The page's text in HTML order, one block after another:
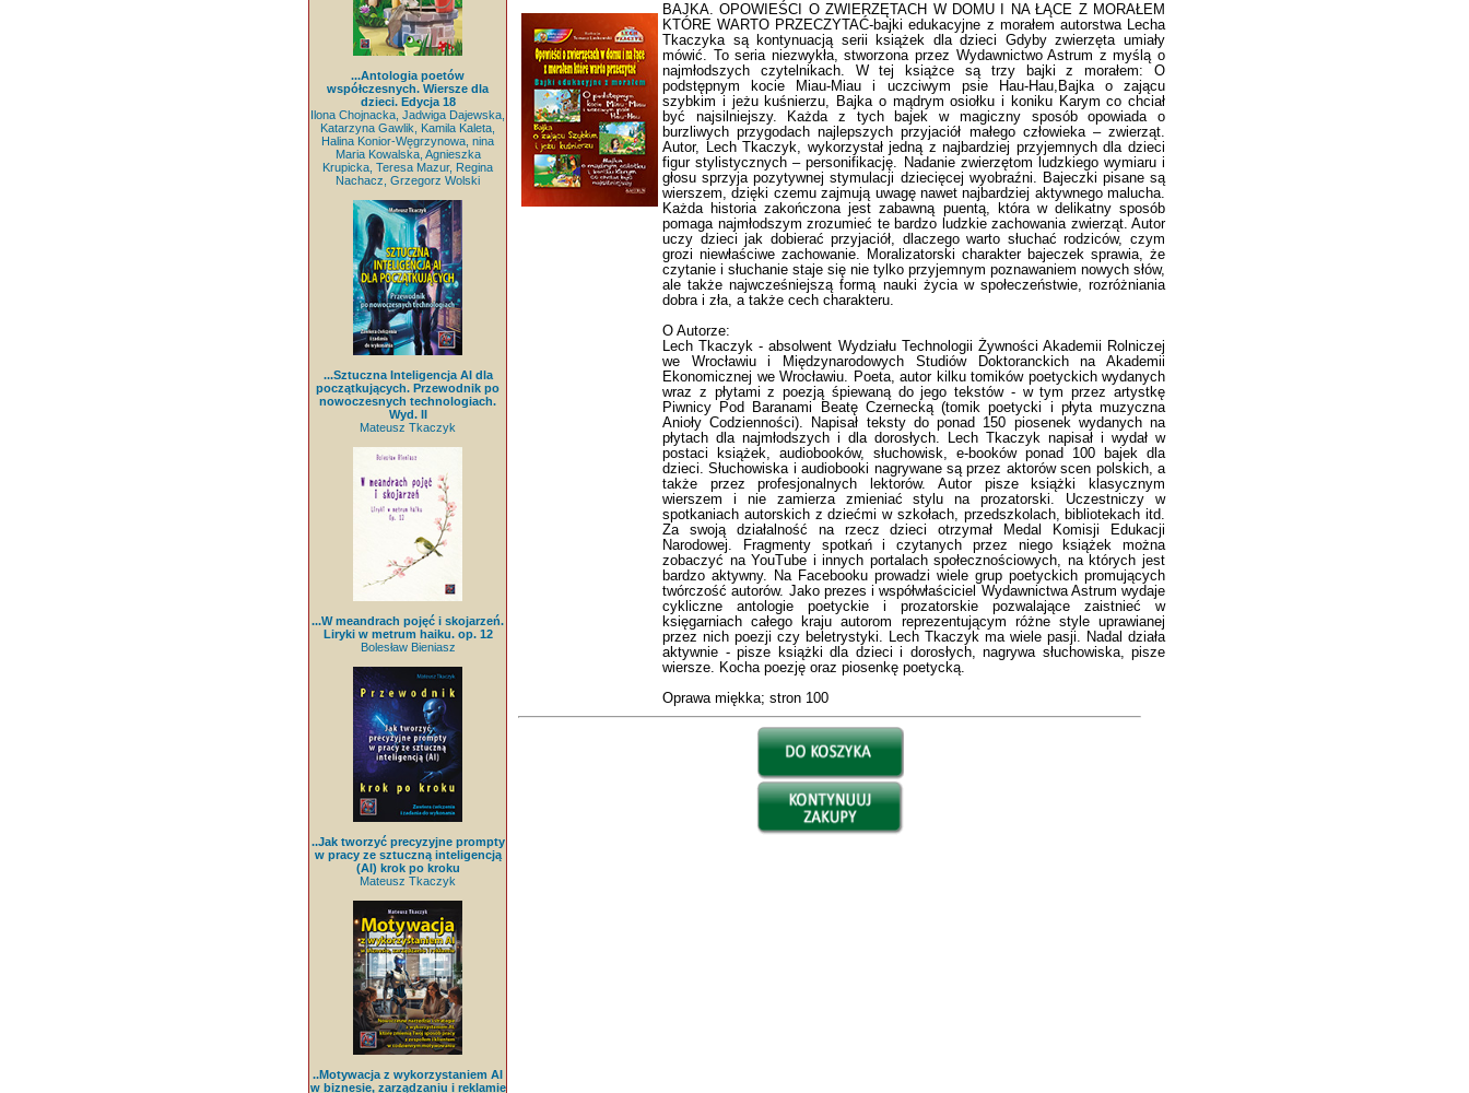
...Antologia poetów
współczesnych. Wiersze dla
dzieci. Edycja 18
Ilona Chojnacka, Jadwiga Dajewska,
Katarzyna Gawlik, Kamila Kaleta,
Halina Konior-Węgrzynowa, nina
Maria Kowalska, Agnieszka
Krupicka, Teresa Mazur, Regina
Nachacz, Grzegorz Wolski
...Sztuczna Inteligencja AI dla
początkujących. Przewodnik po
nowoczesnych technologiach.
Wyd. II
Mateusz Tkaczyk
...W meandrach pojęć i skojarzeń.
Liryki w metrum haiku. op. 12
Bolesław Bieniasz
..Jak tworzyć precyzyjne prompty
w pracy ze sztuczną inteligencją
(AI) krok po kroku
Mateusz Tkaczyk
..Motywacja z wykorzystaniem AI
w biznesie, zarządzaniu i reklamie
BAJKA. OPOWIEŚCI O ZWIERZĘTACH W DOMU I NA ŁĄCE Z MORAŁEM
KTÓRE WARTO PRZECZYTAĆ-bajki edukacyjne z morałem autorstwa Lecha
Tkaczyka są kontynuacją serii książek dla dzieci Gdyby zwierzęta umiały
mówić. To seria niezwykła, stworzona przez Wydawnictwo Astrum z myślą o
najmłodszych czytelnikach. W tej książce są trzy bajki z morałem: O
podstępnym kocie Miau-Miau i uczciwym psie Hau-Hau,Bajka o zającu
szybkim i jeżu kuśnierzu, Bajka o mądrym osiołku i koniku Karym co chciał
być najsilniejszy. Każda z tych bajek w magiczny sposób opowiada o
burzliwych przygodach najlepszych przyjaciół małego człowieka – zwierząt.
Autor, Lech Tkaczyk, wykorzystał jedną z najbardziej przyjemnych dla dzieci
figur stylistycznych – personifikację. Nadanie zwierzętom ludzkiego wymiaru i
głosu sprzyja pozytywnej stymulacji dziecięcej wyobraźni. Bajeczki pisane są
wierszem, dzięki czemu zajmują uwagę nawet najbardziej aktywnego malucha.
Każda historia zakończona jest zabawną puentą, która w delikatny sposób
pomaga najmłodszym zrozumieć te bardzo ludzkie zachowania zwierząt. Autor
uczy dzieci jak dobierać przyjaciół, dlaczego warto słuchać rodziców, czym
grozi niewłaściwe zachowanie. Moralizatorski charakter bajeczek sprawia, że
czytanie i słuchanie staje się nie tylko przyjemnym poznawaniem nowych słów,
ale także najwcześniejszą formą nauki życia w społeczeństwie, rozróżniania
dobra i zła, a także cech charakteru.
O Autorze:
Lech Tkaczyk - absolwent Wydziału Technologii Żywności Akademii Rolniczej
we Wrocławiu i Międzynarodowych Studiów Doktoranckich na Akademii
Ekonomicznej we Wrocławiu. Poeta, autor kilku tomików poetyckich wydanych
wraz z płytami z poezją śpiewaną do jego tekstów - w tym przez artystkę
Piwnicy Pod Baranami Beatę Czernecką (tomik poetycki i płyta muzyczna
Anioły Codzienności). Napisał teksty do ponad 150 piosenek wydanych na
płytach dla najmłodszych i dla dorosłych. Lech Tkaczyk napisał i wydał w
postaci książek, audiobooków, słuchowisk, e-booków ponad 100 bajek dla
dzieci. Słuchowiska i audiobooki nagrywane są przez aktorów scen polskich, a
także przez profesjonalnych lektorów. Autor pisze książki klasycznym
wierszem i nie zamierza zmieniać stylu na prozatorski. Uczestniczy w
spotkaniach autorskich z dziećmi w szkołach, przedszkolach, bibliotekach itd.
Za swoją działalność na rzecz dzieci otrzymał Medal Komisji Edukacji
Narodowej. Fragmenty spotkań i czytanych przez niego książek można
zobaczyć na YouTube i innych portalach społecznościowych, na których jest
bardzo aktywny. Na Facebooku prowadzi wiele grup poetyckich promujących
twórczość autorów. Jako prezes i współwłaściciel Wydawnictwa Astrum wydaje
cykliczne antologie poetyckie i prozatorskie pozwalające zaistnieć w
księgarniach całego kraju autorom reprezentującym różne style uprawianej
przez nich poezji czy beletrystyki. Lech Tkaczyk ma wiele pasji. Nadal działa
aktywnie - pisze książki dla dzieci i dorosłych, nagrywa słuchowiska, pisze
wiersze. Kocha poezję oraz piosenkę poetycką.
Oprawa miękka; stron 100